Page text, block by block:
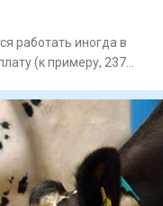
работать иногда в
(к примеру, 237